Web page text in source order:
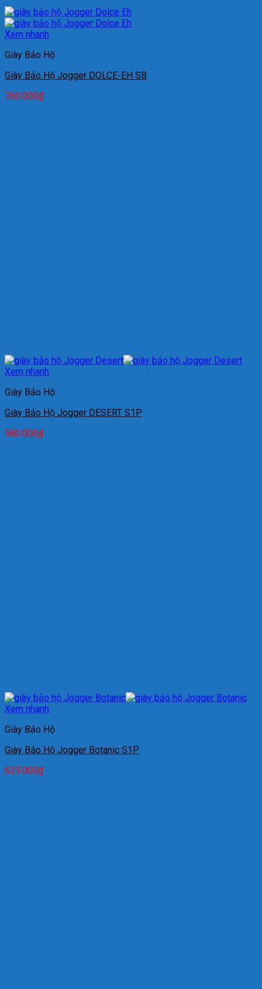
Xem nhanh
Giày Bảo Hộ
Giày Bảo Hộ Jogger DOLCE-EH SB
760.000₫
Xem nhanh
Giày Bảo Hộ
Giày Bảo Hộ Jogger DESERT S1P
580.000₫
Xem nhanh
Giày Bảo Hộ
Giày Bảo Hộ Jogger Botanic S1P
625.000₫